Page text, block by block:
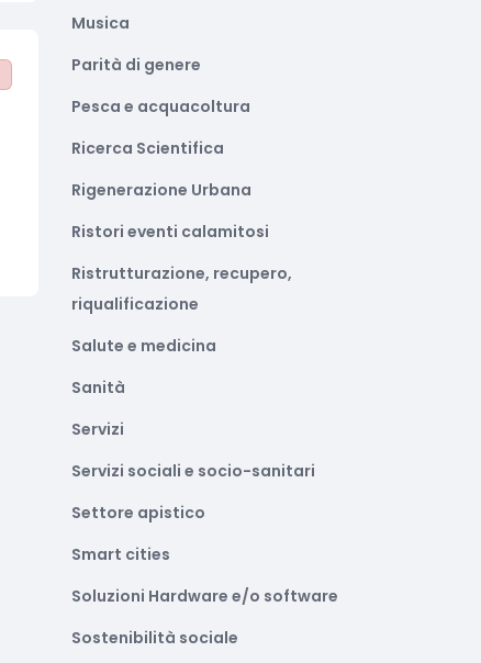
Musica
Parità di genere
Pesca e acquacoltura
Ricerca Scientifica
Rigenerazione Urbana
Ristori eventi calamitosi
Ristrutturazione, recupero,
riqualificazione
Salute e medicina
Sanità
Servizi
Servizi sociali e socio-sanitari
Settore apistico
Smart cities
Soluzioni Hardware e/o software
Sostenibilità sociale